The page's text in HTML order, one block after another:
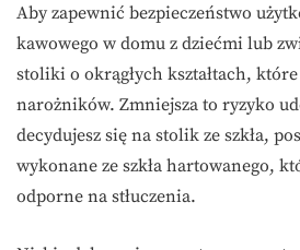
Aby zapewnić bezpieczeństwo
kawowego w domu z dziećmi lub
stoliki o okrągłych kształtach,
narożników. Zmniejsza to ryzyko
decydujesz się na stolik ze szkła,
wykonane ze szkła hartowanego,
odporne na stłuczenia.